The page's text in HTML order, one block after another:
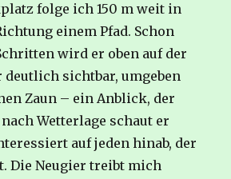
folge ich 150 m weit in
einem Pfad. Schon
wird er oben auf der
sichtbar, umgeben
Zaun – ein Anblick, der
Wetterlage schaut er
auf jeden hinab, der
Die Neugier treibt mich